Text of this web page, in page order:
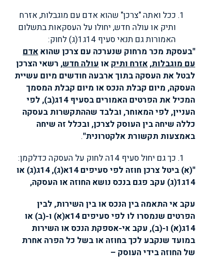
ככל ואתה "צרכן" שהוא אדם עם מוגבלות, אזרח
ותיק או עולה חדש, יחולו על העסקאות בתשלום
האמורות גם תנאי סעיף 14ג1(ג) לחוק:
"בעסקת מכר מרחוק שנערכה עם צרכן שהואאדם
עם מוגבלות,אזרח ותיק או עולה חדש, רשאי הצרכן
לבטל את העסקה בתוך ארבעה חודשים מיום עשיית
העסקה, מיום קבלת הנכס או מיום קבלת המסמך
המכיל את הפרטים האמורים בסעיף 14ג(ב), לפי
העניין, לפי המאוחר, ובלבד שההתקשרות בעסקה
כללה שיחה בין העוסק לצרכן, ובכלל זה שיחה
באמצעות תקשורת אלקטרונית".
כך גם יחול סעיף 14ה לחוק על העסקה כדלקמן:
"(א) ביטל צרכן חוזה לפי סעיפים 14א(ג), 14ג(ג) או
14ג1(ג) עקב פגם בנכס נושא החוזה או העסקה,
עקב אי התאמה בין הנכס או בין השירות, לבין
הפרטים שנמסרו לו לפי סעיפים 14א(א) ו-(ב) או
14ג(א) ו-(ב), עקב אי-אספקת הנכס או השירות
במועד שנקבע לכך בחוזה או בשל כל הפרה אחרת
של החוזה בידי העוסק –